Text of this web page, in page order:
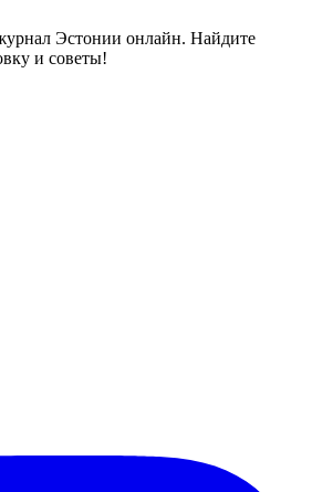
Эстонии онлайн. Найдите
и советы!